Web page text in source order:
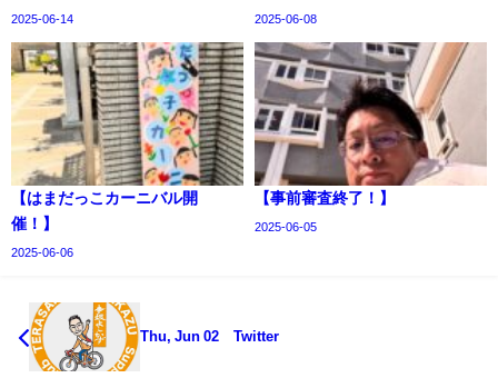
2025-06-14 2025-06-08
【はまだっこカーニバル開
催！】
2025-06-06
【事前審査終了！】
2025-06-05
Thu, Jun 02 Twitter